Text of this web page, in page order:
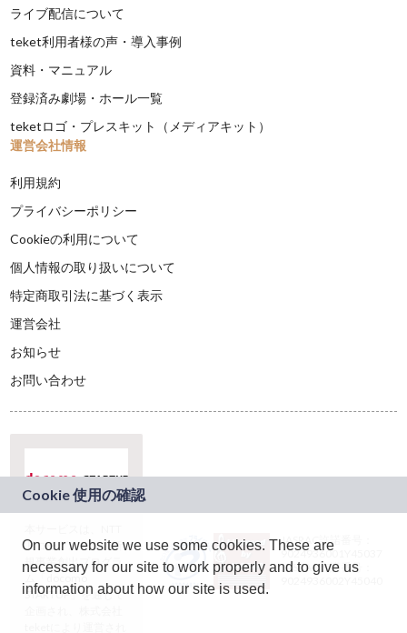
ライブ配信について
teket利用者様の声・導入事例
資料・マニュアル
登録済み劇場・ホール一覧
teketロゴ・プレスキット（メディアキット）
運営会社情報
利用規約
プライバシーポリシー
Cookieの利用について
個人情報の取り扱いについて
特定商取引法に基づく表示
運営会社
お知らせ
お問い合わせ
ドコモグループの新
規事業創出プログラ
ム「docomo
STARTUP」を通じて
JASRAC許諾番号：
9024936001Y45037
JASRAC許諾番号：
On our website we use some cookies. These are
necessary for our site to work properly and to give us
information about how our site is used.